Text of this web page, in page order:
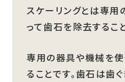
スケーリングとは専
って歯石を除去するこ
専用の器具や機械を
ることです。歯石は歯